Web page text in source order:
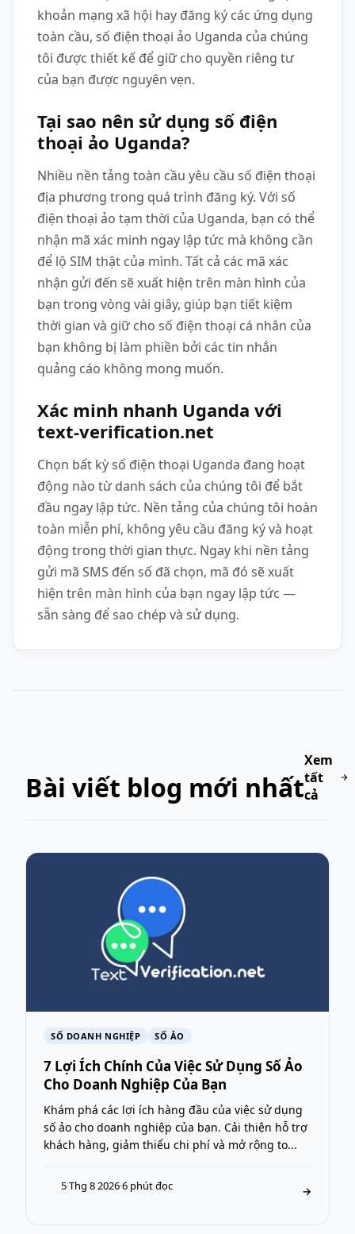
khoản mạng xã hội hay đăng ký các ứng dụng
toàn cầu, số điện thoại ảo Uganda của chúng
tôi được thiết kế để giữ cho quyền riêng tư
của bạn được nguyên vẹn.
Tại sao nên sử dụng số điện
thoại ảo Uganda?
Nhiều nền tảng toàn cầu yêu cầu số điện thoại
địa phương trong quá trình đăng ký. Với số
điện thoại ảo tạm thời của Uganda, bạn có thể
nhận mã xác minh ngay lập tức mà không cần
để lộ SIM thật của mình. Tất cả các mã xác
nhận gửi đến sẽ xuất hiện trên màn hình của
bạn trong vòng vài giây, giúp bạn tiết kiệm
thời gian và giữ cho số điện thoại cá nhân của
bạn không bị làm phiền bởi các tin nhắn
quảng cáo không mong muốn.
Xác minh nhanh Uganda với
text-verification.net
Chọn bất kỳ số điện thoại Uganda đang hoạt
động nào từ danh sách của chúng tôi để bắt
đầu ngay lập tức. Nền tảng của chúng tôi hoàn
toàn miễn phí, không yêu cầu đăng ký và hoạt
động trong thời gian thực. Ngay khi nền tảng
gửi mã SMS đến số đã chọn, mã đó sẽ xuất
hiện trên màn hình của bạn ngay lập tức —
sẵn sàng để sao chép và sử dụng.
Bài viết blog mới nhất
Xem
tất
cả
SỐ DOANH NGHIỆP SỐ ẢO
7 Lợi Ích Chính Của Việc Sử Dụng Số Ảo
Cho Doanh Nghiệp Của Bạn
Khám phá các lợi ích hàng đầu của việc sử dụng
số ảo cho doanh nghiệp của bạn. Cải thiện hỗ trợ
khách hàng, giảm thiểu chi phí và mở rộng to...
5 Thg 8 2026·6 phút đọc →